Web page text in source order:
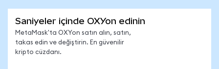
Saniyeler içinde OXYon edinin
MetaMask'ta OXYon satın alın, satın,
takas edin ve değiştirin. En güvenilir
kripto cüzdanı.